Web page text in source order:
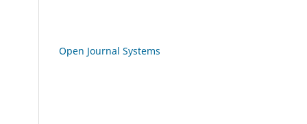
Open Journal Systems